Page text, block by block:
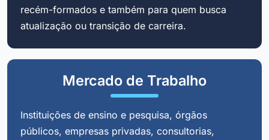
recém-formados e também para quem busca
atualização ou transição de carreira.
Mercado de Trabalho
Instituições de ensino e pesquisa, órgãos
públicos, empresas privadas, consultorias,